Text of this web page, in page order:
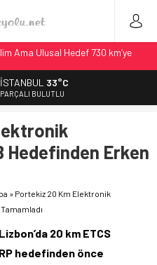
Ama Ulusal Hedef 730 km’ye
Buharlıyı Šumava Seferlerine
Tramvay İnşaatına Başladı
308 Bin Rupiye Özel Vagonda
Euro’luk Yenileme: Sol Tüneli
İSTANBUL 33°C
PARÇALI BULUTLU
Hedefinden Erken
» Portekiz 20 Km Elektronik
20 km ETCS
hedefinden önce